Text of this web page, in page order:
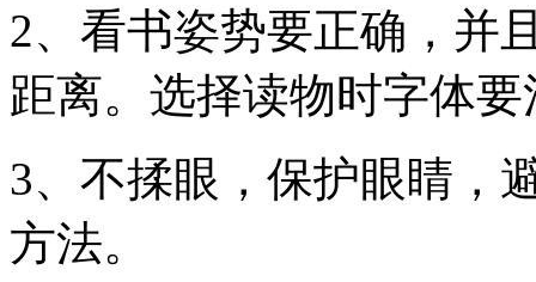
2、看书姿势要正确，并
距离。选择读物时字体
3、不揉眼，保护眼睛，
方法。